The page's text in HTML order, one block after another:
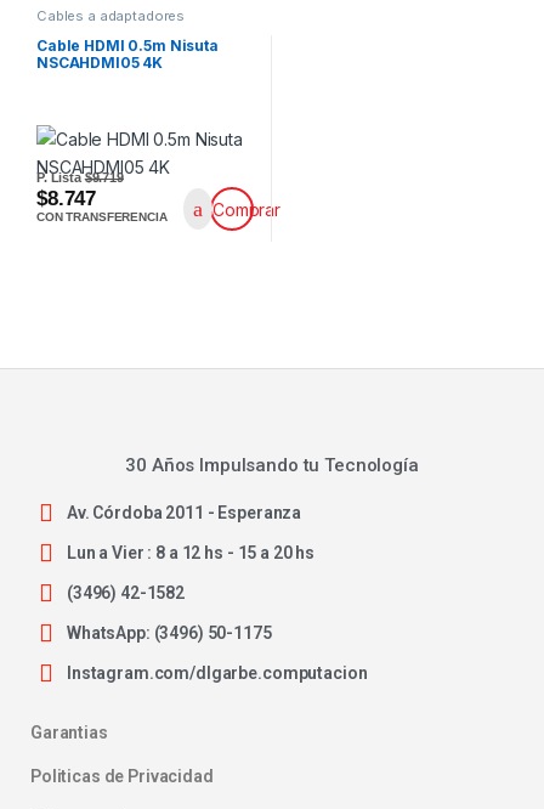
Cables a adaptadores
Cable HDMI 0.5m Nisuta
NSCAHDMI05 4K
P. Lista$9.719
$8.747
CON TRANSFERENCIA Comprar
30 Años Impulsando tu Tecnología
Av. Córdoba 2011 - Esperanza
Lun a Vier : 8 a 12 hs - 15 a 20 hs
(3496) 42-1582
WhatsApp: (3496) 50-1175
Instagram.com/dlgarbe.computacion
Garantias
Politicas de Privacidad